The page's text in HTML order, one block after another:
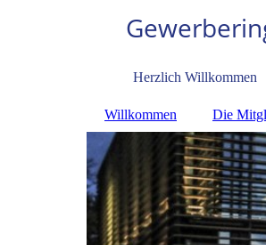
Herzlich Willkommen
Willkommen Die